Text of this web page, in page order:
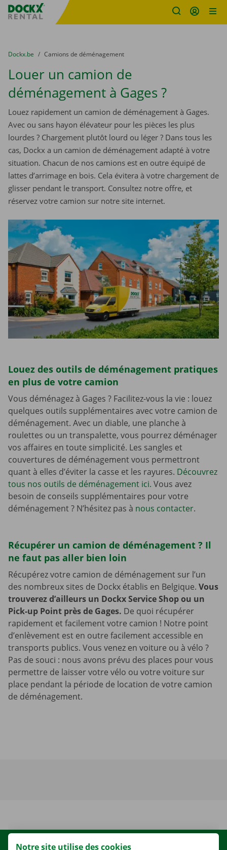
sitename
You are here:
du
Dockx.be to
Camions de déménagement
Louer un camion de
déménagement à Gages ?
Louez rapidement un camion de déménagement à Gages.
Avec ou sans hayon élévateur pour les pièces les plus
lourdes ? Chargement plutôt lourd ou léger ? Dans tous les
cas, Dockx a un camion de déménagement adapté à votre
situation. Chacun de nos camions est en outre équipé de
lattes d’arrimage en bois. Cela évitera à votre chargement de
glisser pendant le transport. Consultez notre offre, et
réservez votre camion sur notre site internet.
Louez des outils de déménagement pratiques
en plus de votre camion
Vous déménagez à Gages ? Facilitez-vous la vie : louez
quelques outils supplémentaires avec votre camion de
déménagement. Avec un diable, une planche à
roulettes ou un transpalette, vous pourrez déménager
vos affaires en toute simplicité. Les sangles et
couvertures de déménagement vous permettront
quant à elles d’éviter la casse et les rayures. Découvrez
tous nos outils de déménagement ici. Vous avez
besoin de conseils supplémentaires pour votre
déménagement ? N’hésitez pas à nous contacter.
Récupérer un camion de déménagement ? Il
ne faut pas aller bien loin
Récupérez votre camion de déménagement sur l’un
des nombreux sites de Dockx établis en Belgique. Vous
trouverez d’ailleurs un Dockx Service Shop ou un
Pick-up Point près de Gages. De quoi récupérer
rapidement et facilement votre camion ! Notre point
d’enlèvement est en outre facilement accessible en
transports publics. Vous venez en voiture ou à vélo ?
Pas de souci : nous avons prévu des places pour vous
permettre de laisser votre vélo ou votre voiture sur
place pendant la période de location de votre camion
de déménagement.
Notre site utilise des cookies